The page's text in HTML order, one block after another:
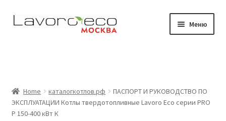
Перейти
Перейти
Меню
Где работают наши котлы
Home каталогкотлов.рф
ПАСПОРТ И РУКОВОДСТВО ПО
ЭКСПЛУАТАЦИИ Котлы твердотопливные Lavoro Eco серии PRO
P 150-400 кВт К